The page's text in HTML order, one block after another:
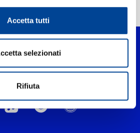
Accetta tutti
selezionati
Rifiuta
Che / Bridge Over Troubled Water